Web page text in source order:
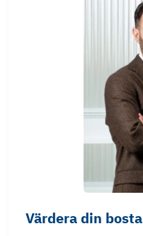
Värdera din